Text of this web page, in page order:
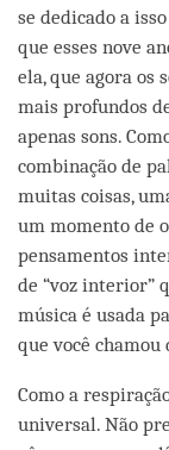
se dedicado a
que esses nove
ela, que agora os
mais profundos
apenas sons.
combinação de
muitas coisas,
um momento de
pensamentos
de “voz interior”
música é usada
que você chamou
Como a
universal. Não